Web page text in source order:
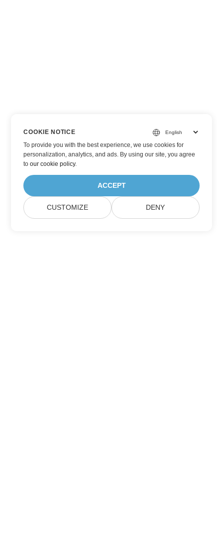
COOKIE NOTICE
To provide you with the best experience, we use cookies for
personalization, analytics, and ads. By using our site, you agree
toour cookie policy.
ACCEPT
CUSTOMIZE DENY